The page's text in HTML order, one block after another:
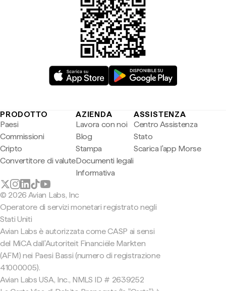
PRODOTTO
Paesi
Commissioni
Cripto
Convertitore di valute
AZIENDA
Lavora con noi
Blog
Stampa
Documenti legali
Informativa
ASSISTENZA
Centro Assistenza
Stato
Scarica l'app Morse
© 2026 Avian Labs, Inc
Operatore di servizi monetari registrato negli
Stati Uniti
Avian Labs è autorizzata come CASP ai sensi
del MiCA dall'Autoriteit Financiële Markten
(AFM) nei Paesi Bassi (numero di registrazione
41000005).
Avian Labs USA, Inc., NMLS ID # 2639252